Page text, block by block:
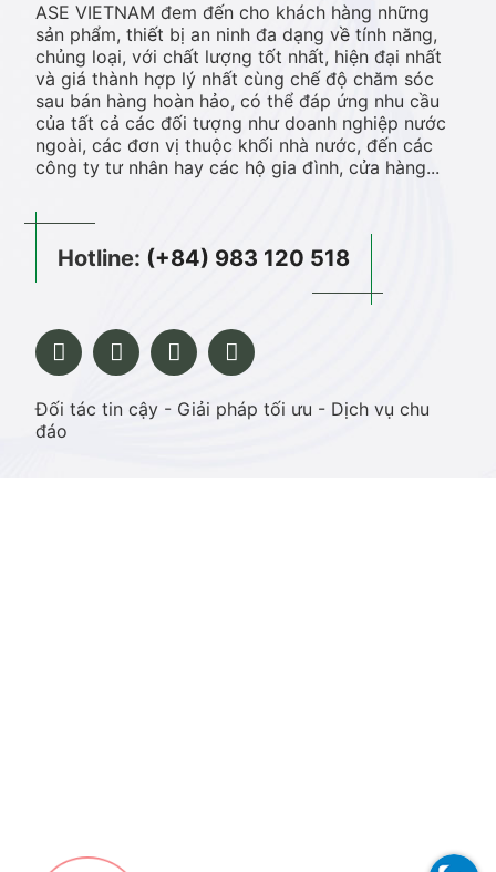
ASE VIETNAM đem đến cho khách hàng những
sản phẩm, thiết bị an ninh đa dạng về tính năng,
chủng loại, với chất lượng tốt nhất, hiện đại nhất
và giá thành hợp lý nhất cùng chế độ chăm sóc
sau bán hàng hoàn hảo, có thể đáp ứng nhu cầu
của tất cả các đối tượng như doanh nghiệp nước
ngoài, các đơn vị thuộc khối nhà nước, đến các
công ty tư nhân hay các hộ gia đình, cửa hàng...
Hotline: (+84) 983 120 518
Đối tác tin cậy - Giải pháp tối ưu - Dịch vụ chu
đáo